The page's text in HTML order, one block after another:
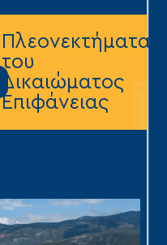
Πλεονεκτήματα
του
Δικαιώματος
Επιφάνειας